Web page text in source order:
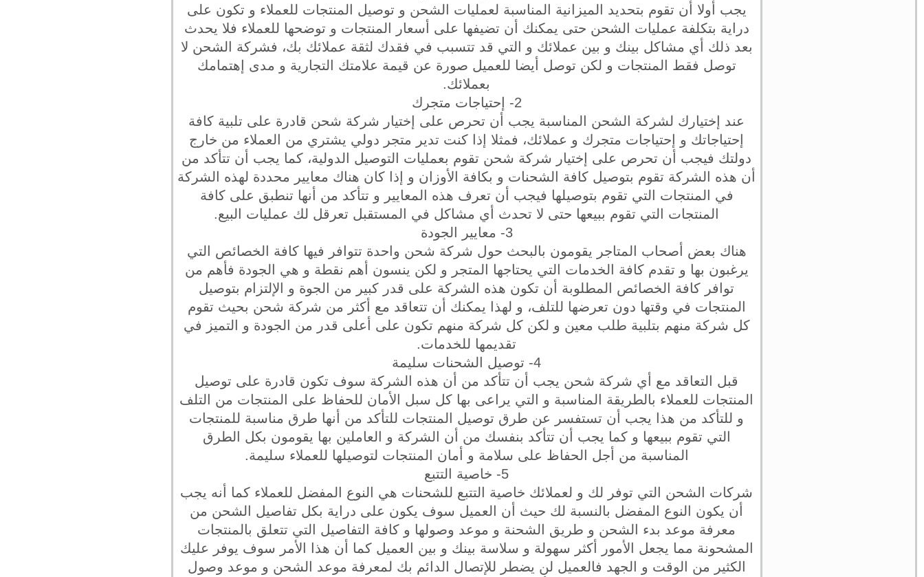
يجب أولا أن تقوم بتحديد الميزانية المناسبة لعمليات الشحن و توصيل المنتجات للعملاء و تكون على
دراية بتكلفة عمليات الشحن حتى يمكنك أن تضيفها على أسعار المنتجات و توضحها للعملاء فلا يحدث
بعد ذلك أي مشاكل بينك و بين عملائك و التي قد تتسبب في فقدك لثقة عملائك بك، فشركة الشحن لا
توصل فقط المنتجات و لكن توصل أيضا للعميل صورة عن قيمة علامتك التجارية و مدى إهتمامك
بعملائك.
2- إحتياجات متجرك
عند إختيارك لشركة الشحن المناسبة يجب أن تحرص على إختيار شركة شحن قادرة على تلبية كافة
إحتياجاتك و إحتياجات متجرك و عملائك، فمثلا إذا كنت تدير متجر دولي يشتري من العملاء من خارج
دولتك فيجب أن تحرص على إختيار شركة شحن تقوم بعمليات التوصيل الدولية، كما يجب أن تتأكد من
أن هذه الشركة تقوم بتوصيل كافة الشحنات و بكافة الأوزان و إذا كان هناك معايير محددة لهذه الشركة
في المنتجات التي تقوم بتوصيلها فيجب أن تعرف هذه المعايير و تتأكد من أنها تنطبق على كافة
المنتجات التي تقوم ببيعها حتى لا تحدث أي مشاكل في المستقبل تعرقل لك عمليات البيع.
3- معايير الجودة
هناك بعض أصحاب المتاجر يقومون بالبحث حول شركة شحن واحدة تتوافر فيها كافة الخصائص التي
يرغبون بها و تقدم كافة الخدمات التي يحتاجها المتجر و لكن ينسون أهم نقطة و هي الجودة فأهم من
توافر كافة الخصائص المطلوبة أن تكون هذه الشركة على قدر كبير من الجوة و الإلتزام بتوصيل
المنتجات في وقتها دون تعرضها للتلف، و لهذا يمكنك أن تتعاقد مع أكثر من شركة شحن بحيث تقوم
كل شركة منهم بتلبية طلب معين و لكن كل شركة منهم تكون على أعلى قدر من الجودة و التميز في
تقديمها للخدمات.
4- توصيل الشحنات سليمة
قبل التعاقد مع أي شركة شحن يجب أن تتأكد من أن هذه الشركة سوف تكون قادرة على توصيل
المنتجات للعملاء بالطريقة المناسبة و التي يراعى بها كل سبل الأمان للحفاظ على المنتجات من التلف
و للتأكد من هذا يجب أن تستفسر عن طرق توصيل المنتجات للتأكد من أنها طرق مناسبة للمنتجات
التي تقوم ببيعها و كما يجب أن تتأكد بنفسك من أن الشركة و العاملين بها يقومون بكل الطرق
المناسبة من أجل الحفاظ على سلامة و أمان المنتجات لتوصيلها للعملاء سليمة.
5- خاصية التتبع
شركات الشحن التي توفر لك و لعملائك خاصية التتبع للشحنات هي النوع المفضل للعملاء كما أنه يجب
أن يكون النوع المفضل بالنسبة لك حيث أن العميل سوف يكون على دراية بكل تفاصيل الشحن من
معرفة موعد بدء الشحن و طريق الشحنة و موعد وصولها و كافة التفاصيل التي تتعلق بالمنتجات
المشحونة مما يجعل الأمور أكثر سهولة و سلاسة بينك و بين العميل كما أن هذا الأمر سوف يوفر عليك
الكثير من الوقت و الجهد فالعميل لن يضطر للإتصال الدائم بك لمعرفة موعد الشحن و موعد وصول